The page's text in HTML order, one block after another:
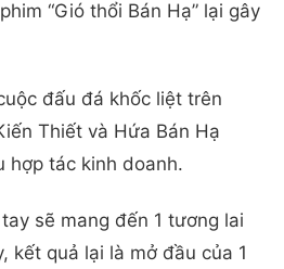
“Gió thổi Bán Hạ” lại gây
đấu đá khốc liệt trên
Thiết và Hứa Bán Hạ
hợp tác kinh doanh.
sẽ mang đến 1 tương lai
kết quả lại là mở đầu của 1